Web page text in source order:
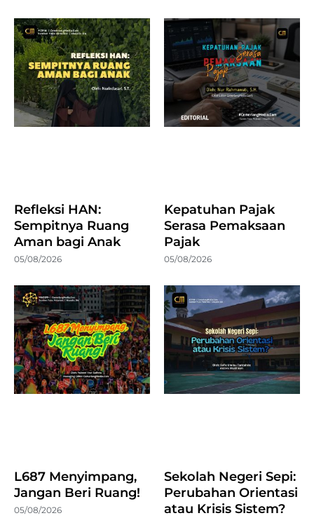
Refleksi HAN:
Sempitnya Ruang
Aman bagi Anak
05/08/2026
Kepatuhan Pajak
Serasa Pemaksaan
Pajak
05/08/2026
L687 Menyimpang,
Jangan Beri Ruang!
05/08/2026
Sekolah Negeri Sepi:
Perubahan Orientasi
atau Krisis Sistem?